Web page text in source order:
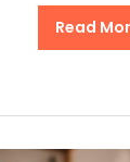
Read